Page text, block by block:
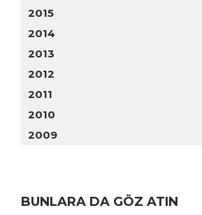
2015
2014
2013
2012
2011
2010
2009
BUNLARA DA GÖZ ATIN